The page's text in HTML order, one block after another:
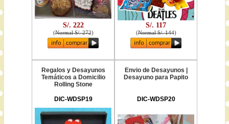
S/. 222
(Normal S/. 272)
S/. 117
(Normal S/. 144)
Regalos y Desayunos
Temáticos a Domicilio
Rolling Stone
DIC-WDSP19
Envio de Desayunos |
Desayuno para Papito
DIC-WDSP20